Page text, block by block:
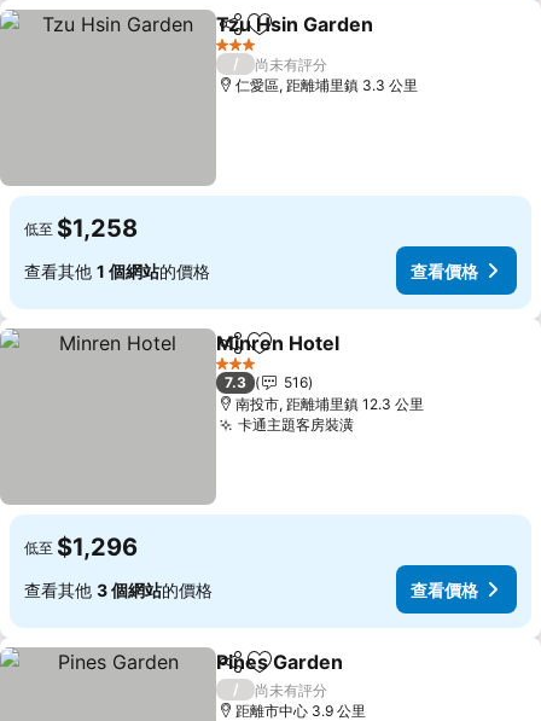
分享 加入我的最愛
Tzu Hsin Garden
3 星級
/
尚未有評分
仁愛區, 距離埔里鎮 3.3 公里
低至 $1,258
查看其他 1 個網站的價格 查看價格
分享 加入我的最愛
Minren Hotel
3 星級
7.3
516
南投市, 距離埔里鎮 12.3 公里
卡通主題客房裝潢查看價格
低至 $1,296
查看其他 3 個網站的價格 查看價格
分享 加入我的最愛
Pines Garden
/
尚未有評分
距離市中心 3.9 公里